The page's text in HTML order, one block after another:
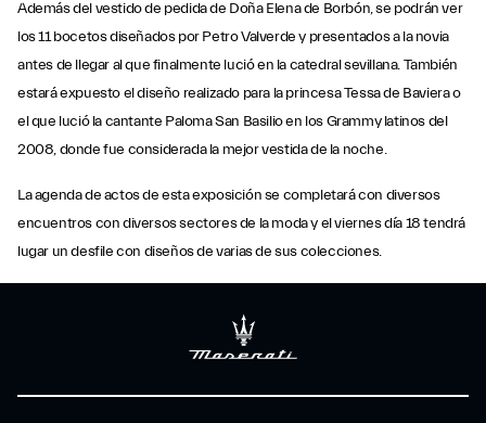
Además del vestido de pedida de Doña Elena de Borbón, se podrán ver
los 11 bocetos diseñados por Petro Valverde y presentados a la novia
antes de llegar al que finalmente lució en la catedral sevillana. También
estará expuesto el diseño realizado para la princesa Tessa de Baviera o
el que lució la cantante Paloma San Basilio en los Grammy latinos del
2008, donde fue considerada la mejor vestida de la noche.
La agenda de actos de esta exposición se completará con diversos
encuentros con diversos sectores de la moda y el viernes día 18 tendrá
lugar un desfile con diseños de varias de sus colecciones.